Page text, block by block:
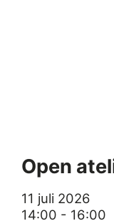
Open
11 juli 2026
14:00 - 16:00